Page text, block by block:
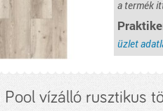
a termék
üzlet
Pool vízálló rusztikus